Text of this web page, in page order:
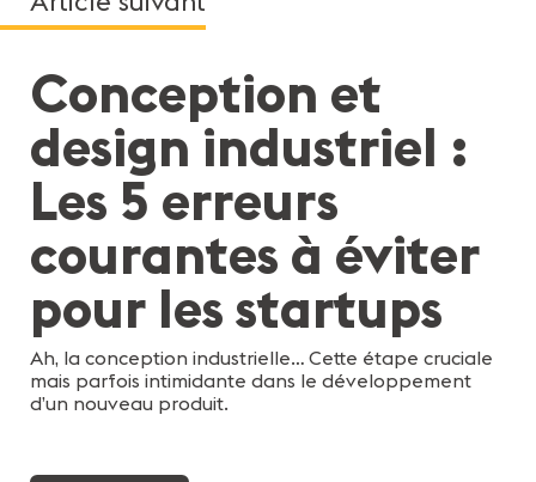
Conception et
design industriel :
Les 5 erreurs
courantes à éviter
pour les startups
Ah, la conception industrielle… Cette étape cruciale
mais parfois intimidante dans le développement
d’un nouveau produit.